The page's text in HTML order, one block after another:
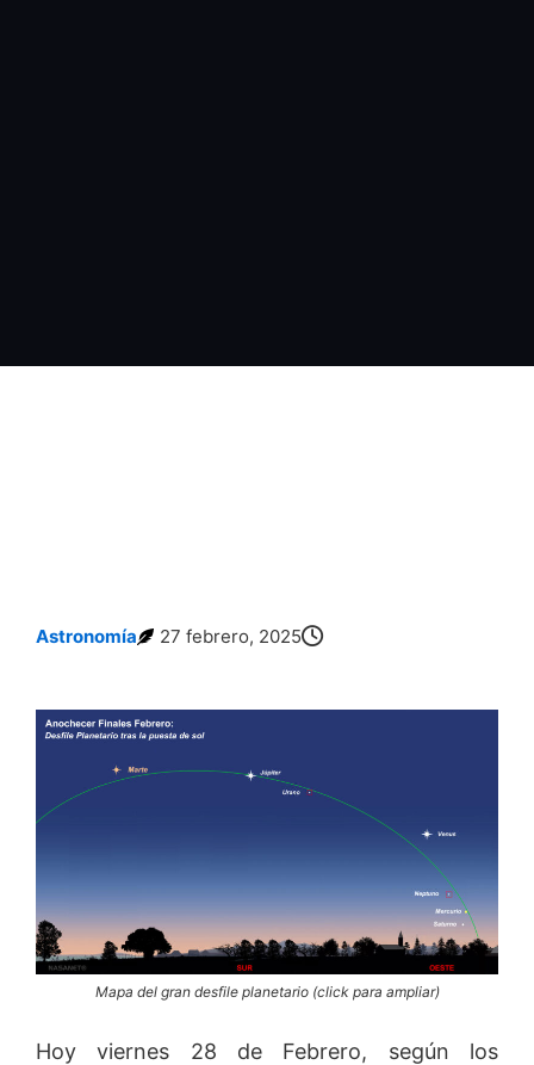
Astronomía 27 febrero, 2025
Mapa del gran desfile planetario (click para ampliar)
Hoy viernes 28 de Febrero, según los